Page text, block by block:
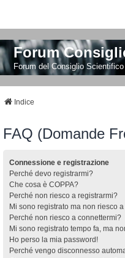
Forum
Forum del Consiglio
Indice
FAQ (Domande
Connessione e registrazione
Perché devo registrarmi?
Che cosa è COPPA?
Perché non riesco a registrarmi?
Mi sono registrato ma non riesco
Perché non riesco a connettermi?
Mi sono registrato tempo fa, ma
Ho perso la mia password!
Perché vengo disconnesso